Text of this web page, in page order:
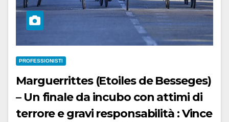
PROFESSIONISTI
Marguerrittes (Etoiles de Besseges)
– Un finale da incubo con attimi di
terrore e gravi responsabilità : Vince